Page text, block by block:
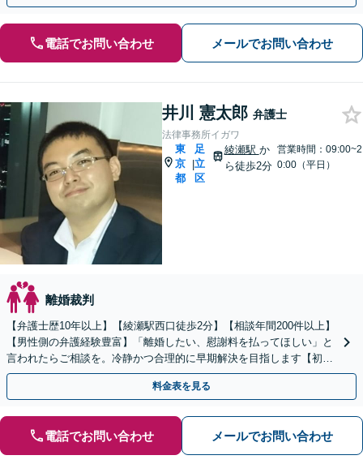
電話でお問い合わせ メールでお問い合わせ
井川 憲太郎 弁護士
法律事務所イガワ
東
京
都
|
足
立
区
綾瀬駅 か
ら徒歩2分
営業時間：09:00~2
0:00（平日）
離婚裁判
【弁護士歴10年以上】【綾瀬駅西口徒歩2分】【相談年間200件以上】
【男性側の弁護経験豊富】「離婚したい、慰謝料を払ってほしい」と
言われたらご相談を。冷静かつ合理的に早期解決を目指します【初回
面談無料】
料金表を見る
電話でお問い合わせ メールでお問い合わせ